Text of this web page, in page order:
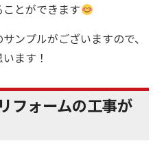
とができます
ンプルがございますので、
ます！
ォームの工事が